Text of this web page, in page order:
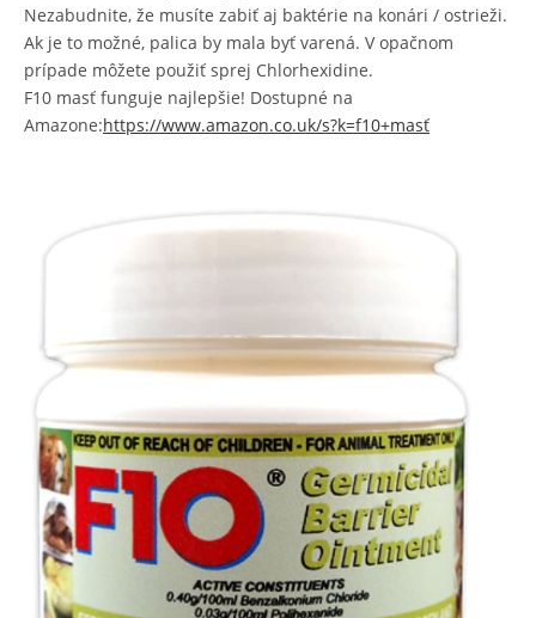
Nezabudnite, že musíte zabiť aj baktérie na konári / ostrieži.
Ak je to možné, palica by mala byť varená. V opačnom
prípade môžete použiť sprej Chlorhexidine.
F10 masť funguje najlepšie! Dostupné na
Amazone:https://www.amazon.co.uk/s?k=f10+masť